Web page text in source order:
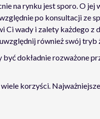
na rynku jest sporo. O jej
po konsultacji ze
Ci wady i zalety każdego z
również swój tryb
dokładnie rozważone
korzyści.